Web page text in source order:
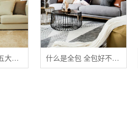
清洁布艺家具的五大禁忌 什么是全包 全包好不好 全包装修注意事项有哪些